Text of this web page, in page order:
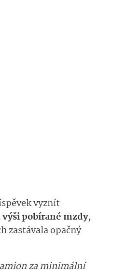
vyznít
pobírané mzdy,
zastávala opačný
za minimální